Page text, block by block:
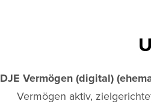
DJE Vermögen (digital)
Vermögen aktiv,